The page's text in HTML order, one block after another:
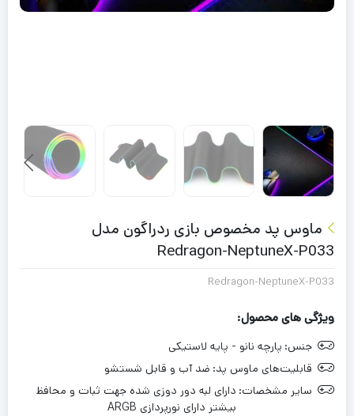
ماوس پد مخصوص بازی ردراگون مدل
Redragon-NeptuneX-P033
Redragon-NeptuneX-P033
ویژگی های محصول:
جنس: پارچه نانو - پایه لاستیکی
قابلیت‌های ماوس پد: ضد آب و قابل شستشو
سایر مشخصات: دارای لبه دور دوزی شده جهت ثبات و محافظ
بیشتر دارای نورپردازی ARGB